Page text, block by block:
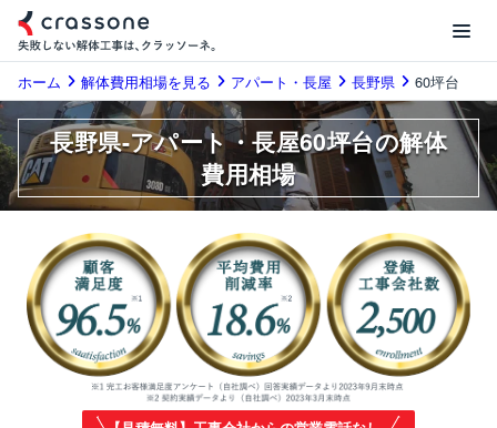
ホーム 解体費用相場を見る アパート・長屋 長野県 60坪台
長野県-アパート・長屋60坪台の解体
費用相場